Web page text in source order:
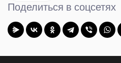
Поделиться в соцсетях